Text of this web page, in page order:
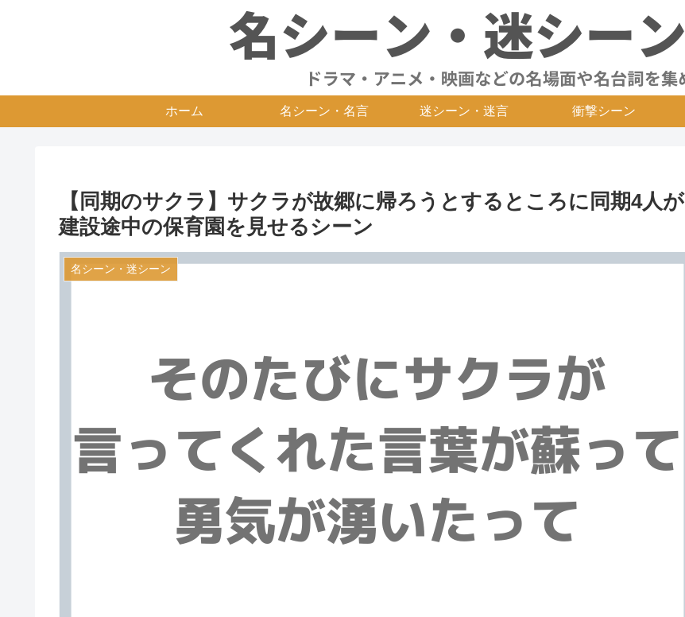
ホーム 名シーン・名言 迷シーン・迷言 衝撃シーン
【同期のサクラ】サクラが故郷に帰ろうとするところに同期4人が
建設途中の保育園を見せるシーン
名シーン・迷シーン